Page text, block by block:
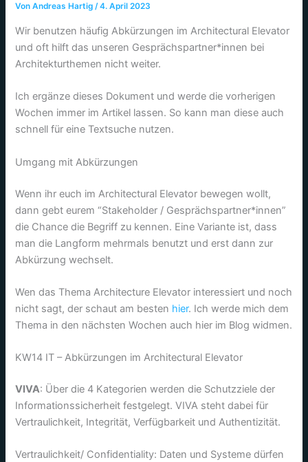
VonAndreas Hartig/4. April 2023
Wir benutzen häufig Abkürzungen im Architectural Elevator
und oft hilft das unseren Gesprächspartner*innen bei
Architekturthemen nicht weiter.
Ich ergänze dieses Dokument und werde die vorherigen
Wochen immer im Artikel lassen. So kann man diese auch
schnell für eine Textsuche nutzen.
Umgang mit Abkürzungen
Wenn ihr euch im Architectural Elevator bewegen wollt,
dann gebt eurem “Stakeholder / Gesprächspartner*innen”
die Chance die Begriff zu kennen. Eine Variante ist, dass
man die Langform mehrmals benutzt und erst dann zur
Abkürzung wechselt.
Wen das Thema Architecture Elevator interessiert und noch
nicht sagt, der schaut am besten hier. Ich werde mich dem
Thema in den nächsten Wochen auch hier im Blog widmen.
KW14 IT – Abkürzungen im Architectural Elevator
VIVA: Über die 4 Kategorien werden die Schutzziele der
Informationssicherheit festgelegt. VIVA steht dabei für
Vertraulichkeit, Integrität, Verfügbarkeit und Authentizität.
Vertraulichkeit/ Confidentiality: Daten und Systeme dürfen